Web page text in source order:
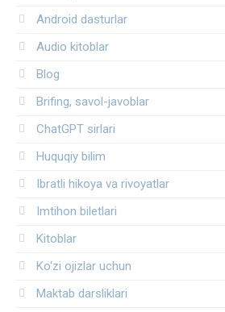
Android dasturlar
Audio kitoblar
Blog
Brifing, savol-javoblar
ChatGPT sirlari
Huquqiy bilim
Ibratli hikoya va rivoyatlar
Imtihon biletlari
Kitoblar
Ko‘zi ojizlar uchun
Maktab darsliklari